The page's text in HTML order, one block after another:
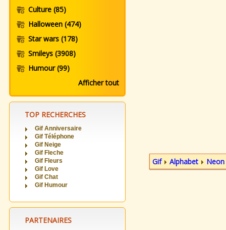
Culture (85)
Halloween (474)
Star wars (178)
Smileys (3908)
Humour(99)
Afficher tout
TOP RECHERCHES
Gif Anniversaire
Gif Téléphone
Gif Neige
Gif Fleche
Gif Fleurs
Gif Love
Gif Chat
Gif Humour
PARTENAIRES
Gif Alphabet